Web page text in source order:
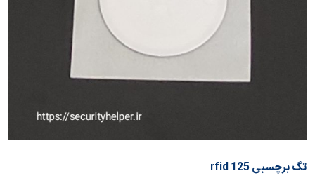
تگ برچسبی 125 rfid